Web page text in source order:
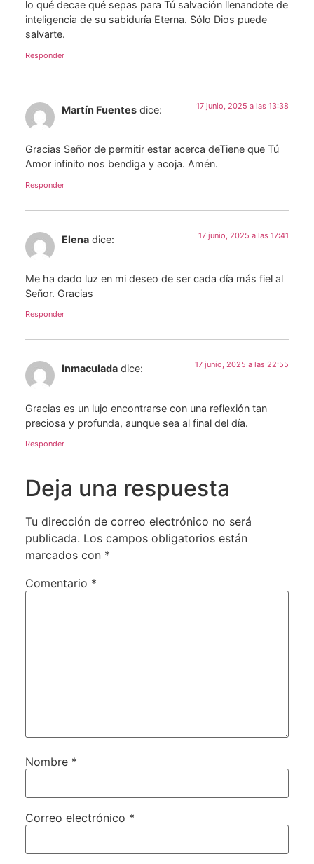
lo qué decae qué sepas para Tú salvación llenandote de
inteligencia de su sabiduría Eterna. Sólo Dios puede
salvarte.
Responder
Martín Fuentes dice: 17 junio, 2025 a las 13:38
Gracias Señor de permitir estar acerca deTiene que Tú
Amor infinito nos bendiga y acoja. Amén.
Responder
Elena dice: 17 junio, 2025 a las 17:41
Me ha dado luz en mi deseo de ser cada día más fiel al
Señor. Gracias
Responder
Inmaculada dice: 17 junio, 2025 a las 22:55
Gracias es un lujo encontrarse con una reflexión tan
preciosa y profunda, aunque sea al final del día.
Responder
Deja una respuesta
Tu dirección de correo electrónico no será
publicada. Los campos obligatorios están
marcados con *
Comentario *
Nombre *
Correo electrónico *